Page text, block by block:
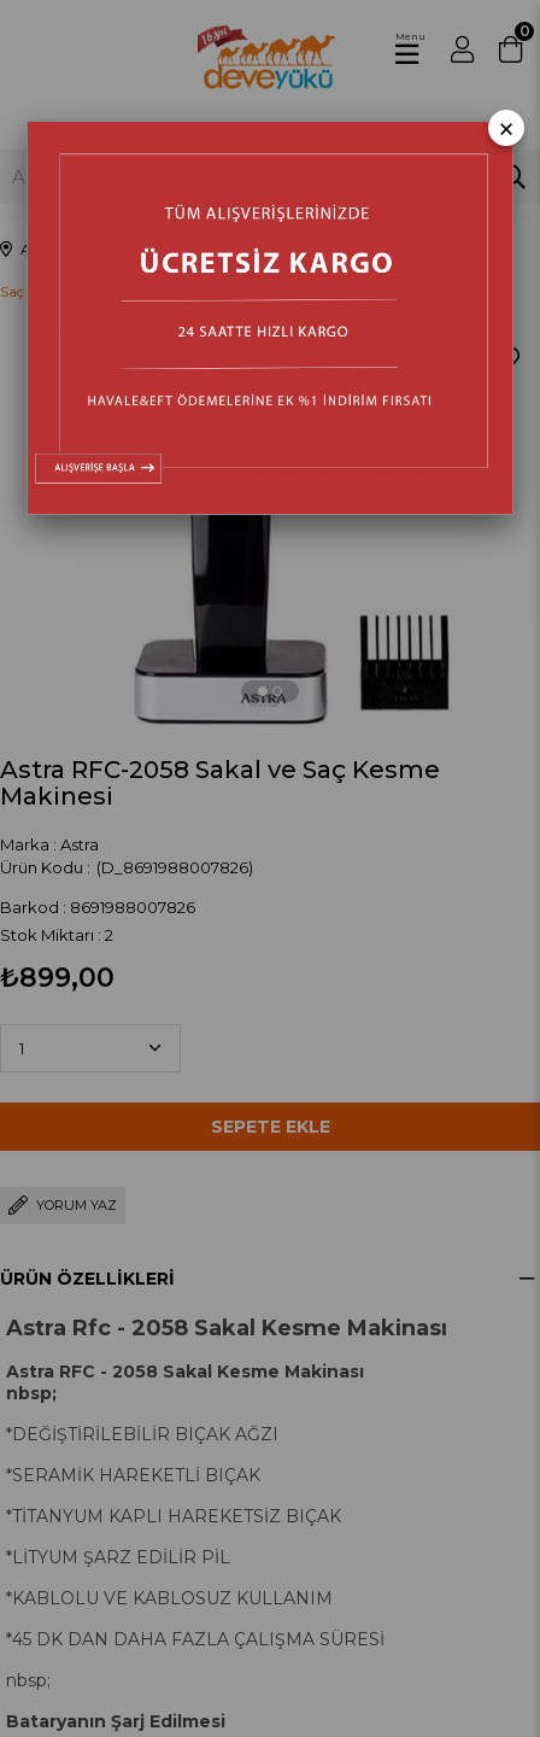
0
Menu
Anasayfa Kozmetik & Sağlık & Bakım Kişisel Bakım Ürünleri
Saç Sakal ve Tüy Makineleri
›
Astra RFC-2058 Sakal ve Saç Kesme
Makinesi
Marka : Astra
(D_8691988007826)
Barkod : 8691988007826
Stok Miktarı : 2
₺899,00
YORUM YAZ
ÜRÜN ÖZELLIKLERI
Astra Rfc - 2058 Sakal Kesme Makinası
Astra RFC - 2058 Sakal Kesme Makinası
nbsp;
*DEĞİŞTİRİLEBİLİR BIÇAK AĞZI
*SERAMİK HAREKETLİ BIÇAK
*TİTANYUM KAPLI HAREKETSİZ BIÇAK
*LİTYUM ŞARZ EDİLİR PİL
*KABLOLU VE KABLOSUZ KULLANIM
*45 DK DAN DAHA FAZLA ÇALIŞMA SÜRESİ
nbsp;
Bataryanın Şarj Edilmesi
×